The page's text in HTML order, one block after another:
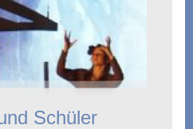
Schüler